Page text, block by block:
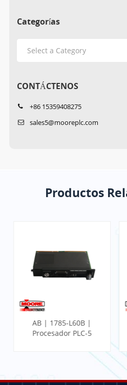
Categorías
CONTÁCTENOS
+86 15359408275
sales5@mooreplc.com
Productos
AB | 1785-L60B |
Procesador PLC-5